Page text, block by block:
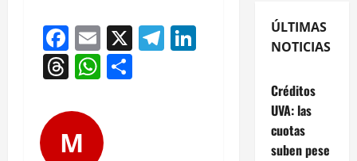
Facebook
Email
X Telegram
LinkedIn
Threads
WhatsApp
M
ÚLTIMAS
NOTICIAS
Créditos
UVA: las
cuotas
suben pese